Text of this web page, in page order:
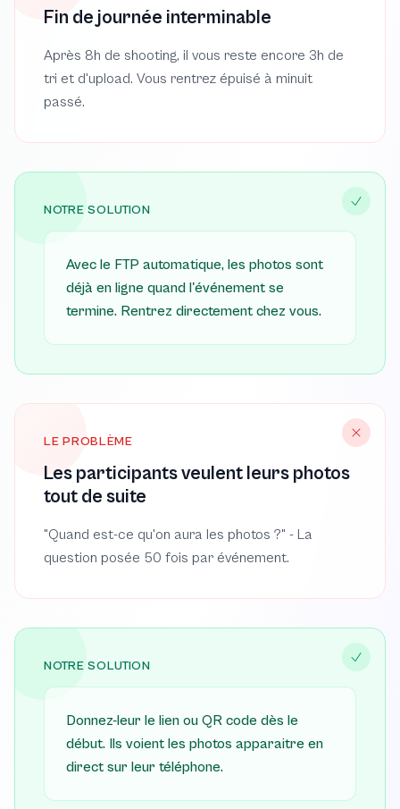
Fin de journée interminable
Après 8h de shooting, il vous reste encore 3h de
tri et d'upload. Vous rentrez épuisé à minuit
passé.
NOTRE SOLUTION
Avec le FTP automatique, les photos sont
déjà en ligne quand l'événement se
termine. Rentrez directement chez vous.
LE PROBLÈME
Les participants veulent leurs photos
tout de suite
"Quand est-ce qu'on aura les photos ?" - La
question posée 50 fois par événement.
NOTRE SOLUTION
Donnez-leur le lien ou QR code dès le
début. Ils voient les photos apparaitre en
direct sur leur téléphone.